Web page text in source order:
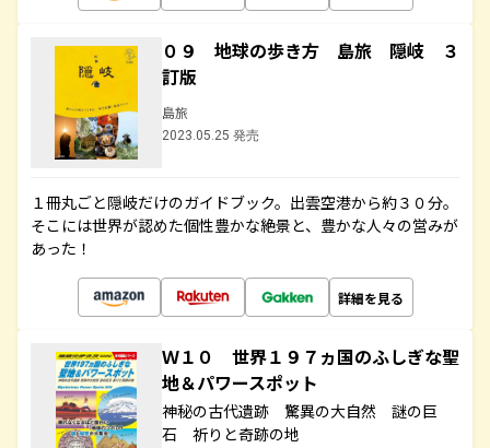
０９ 地球の歩き方 島旅 隠岐 ３
訂版
島旅
2023.05.25 発売
１冊丸ごと隠岐だけのガイドブック。出雲空港から約３０分。
そこには世界が認めた個性豊かな絶景と、豊かな人々の営みが
あった！
詳細を見る
Ｗ１０ 世界１９７ヵ国のふしぎな聖
地＆パワースポット
神秘の古代遺跡 驚異の大自然 謎の巨
石 祈りと奇跡の地